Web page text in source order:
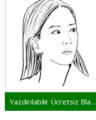
Yazdırılabilir Ücretsiz Blackpink